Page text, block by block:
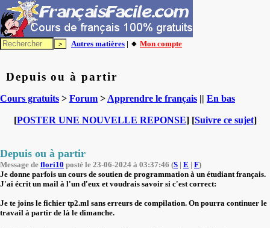
Autres matières | 🔸 Mon compte
Depuis ou à partir
Cours gratuits > Forum > Apprendre le français || En bas
[POSTER UNE NOUVELLE REPONSE] [Suivre ce sujet]
Depuis ou à partir
Message de flori10 posté le 23-06-2024 à 03:37:46 (S | E | F)
Je donne parfois un cours de soutien de programmation à un étudiant français.
J'ai écrit un mail à l'un d'eux et voudrais savoir si c'est correct:
Je te joins le fichier tp2.ml sans erreurs de compilation. On pourra continuer le
travail à partir de là le dimanche.